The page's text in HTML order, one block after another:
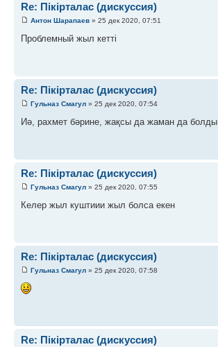
Re: Пікірталас (дискуссия)
Антон Шарапаев » 25 дек 2020, 07:51
Проблемный жыл кетті
Re: Пікірталас (дискуссия)
Гульназ Смагул » 25 дек 2020, 07:54
Иә, рахмет бәрине, жақсы да жаман да болды
Re: Пікірталас (дискуссия)
Гульназ Смагул » 25 дек 2020, 07:55
Келер жыл куштиии жыл болса екен
Re: Пікірталас (дискуссия)
Гульназ Смагул » 25 дек 2020, 07:58
Re: Пікірталас (дискуссия)